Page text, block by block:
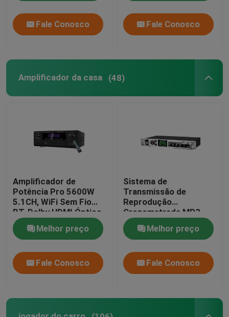
Fale Conosco Fale Conosco
Amplificador da casa (48)
Amplificador de
Potência Pro 5600W
5.1CH, WiFi Sem Fio
BT, Dolby HDMI Óptico
Coaxial, para Home
Theater KTVMelhor preço
Fale Conosco
Sistema de
Transmissão de
Reprodução
Cronometrada MP3
Amplificador de Toque
Automático com
Amplificador de Coluna
Metálica Externa
Melhor preço
Fale Conosco